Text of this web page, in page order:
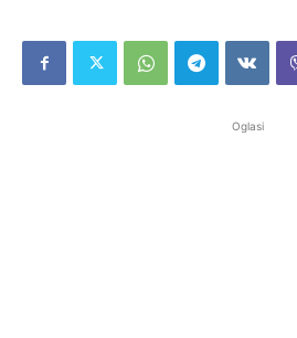
Oglasi